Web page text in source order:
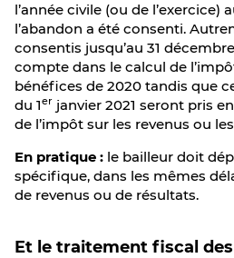
l’année civile (ou de l’exercice)
l’abandon a été consenti.
consentis jusqu’au 31
compte dans le calcul de
bénéfices de 2020 tandis que
du 1er janvier 2021 seront pris
de l’impôt sur les revenus ou
En pratique : le bailleur doit
spécifique, dans les mêmes
de revenus ou de résultats.
Et le traitement fiscal